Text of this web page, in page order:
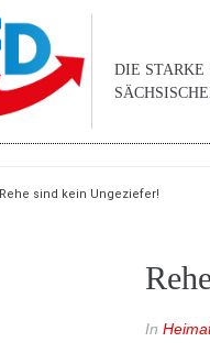
DIE
Rehe sind kein Ungeziefer!
In